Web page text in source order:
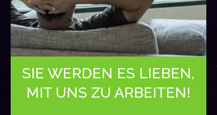
SIE WERDEN ES LIEBEN,
MIT UNS ZU ARBEITEN!